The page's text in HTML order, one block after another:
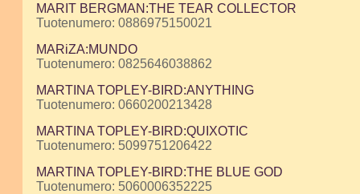
MARIT BERGMAN:THE TEAR COLLECTOR
Tuotenumero: 0886975150021
MARiZA:MUNDO
Tuotenumero: 0825646038862
MARTINA TOPLEY-BIRD:ANYTHING
Tuotenumero: 0660200213428
MARTINA TOPLEY-BIRD:QUIXOTIC
Tuotenumero: 5099751206422
MARTINA TOPLEY-BIRD:THE BLUE GOD
Tuotenumero: 5060006352225